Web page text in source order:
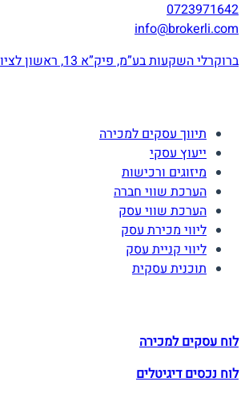
0723971642
info@brokerli.com
ברוקרלי השקעות בע”מ, פיק”א 13, ראשון לציון
תיווך עסקים למכירה
ייעוץ עסקי
מיזוגים ורכישות
הערכת שווי חברה
הערכת שווי עסק
ליווי מכירת עסק
ליווי קניית עסק
תוכנית עסקית
לוח עסקים למכירה
לוח נכסים דיגיטלים